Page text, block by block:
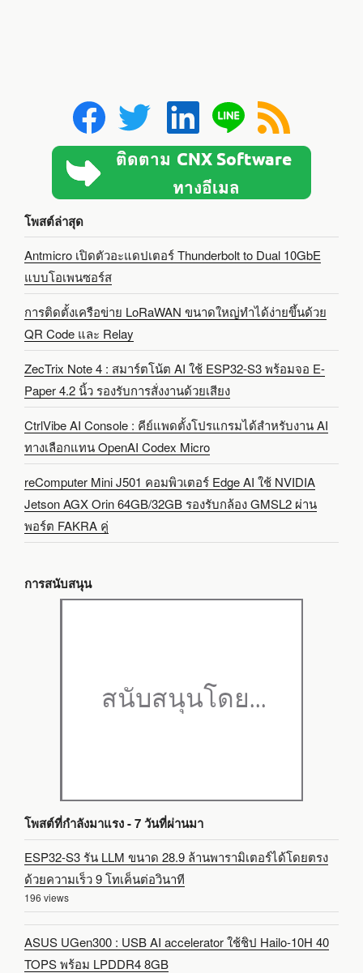
โพสต์ล่าสุด
Antmicro เปิดตัวอะแดปเตอร์ Thunderbolt to Dual 10GbE
แบบโอเพนซอร์ส
การติดตั้งเครือข่าย LoRaWAN ขนาดใหญ่ทำได้ง่ายขึ้นด้วย
QR Code และ Relay
ZecTrix Note 4 : สมาร์ตโน้ต AI ใช้ ESP32-S3 พร้อมจอ E-
Paper 4.2 นิ้ว รองรับการสั่งงานด้วยเสียง
CtrlVibe AI Console : คีย์แพดตั้งโปรแกรมได้สำหรับงาน AI
ทางเลือกแทน OpenAI Codex Micro
reComputer Mini J501 คอมพิวเตอร์ Edge AI ใช้ NVIDIA
Jetson AGX Orin 64GB/32GB รองรับกล้อง GMSL2 ผ่าน
พอร์ต FAKRA คู่
การสนับสนุน
โพสต์ที่กำลังมาแรง - 7 วันที่ผ่านมา
ESP32-S3 รัน LLM ขนาด 28.9 ล้านพารามิเตอร์ได้โดยตรง
ด้วยความเร็ว 9 โทเค็นต่อวินาที
196 views
ASUS UGen300 : USB AI accelerator ใช้ชิป Hailo-10H 40
TOPS พร้อม LPDDR4 8GB